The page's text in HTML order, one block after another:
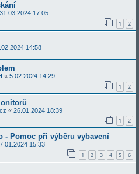
31.03.2024 17:05
1 2
14:58
« 5.02.2024 14:29
1 2
« 26.01.2024 18:39
1 2
- Pomoc při výběru vybavení
7.01.2024 15:33
1 2 3 4 5 6